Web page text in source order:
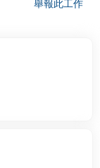
舉報此工作